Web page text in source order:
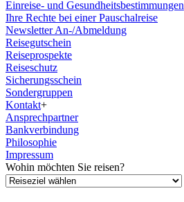
Einreise- und Gesundheitsbestimmungen
Ihre Rechte bei einer Pauschalreise
Newsletter An-/Abmeldung
Reisegutschein
Reiseprospekte
Reiseschutz
Sicherungsschein
Sondergruppen
Kontakt+
Ansprechpartner
Bankverbindung
Philosophie
Impressum
Wohin möchten Sie reisen?